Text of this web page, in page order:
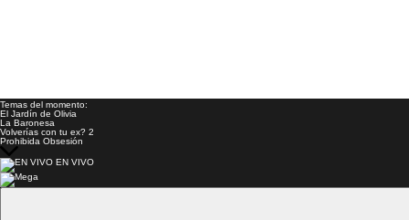
Temas del momento:
El Jardín de Olivia
La Baronesa
Volverías con tu ex? 2
Prohibida Obsesión
EN VIVO